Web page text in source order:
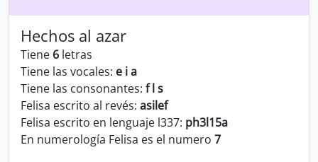
Hechos al azar
Tiene 6 letras
Tiene las vocales: e i a
Tiene las consonantes: f l s
Felisa escrito al revés: asilef
Felisa escrito en lenguaje l337: ph3l15a
En numerología Felisa es el numero 7